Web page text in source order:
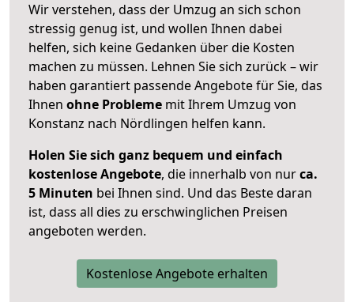
Wir verstehen, dass der Umzug an sich schon
stressig genug ist, und wollen Ihnen dabei
helfen, sich keine Gedanken über die Kosten
machen zu müssen. Lehnen Sie sich zurück – wir
haben garantiert passende Angebote für Sie, das
Ihnen ohne Probleme mit Ihrem Umzug von
Konstanz nach Nördlingen helfen kann.
Holen Sie sich ganz bequem und einfach
kostenlose Angebote, die innerhalb von nurca.
5 Minuten bei Ihnen sind. Und das Beste daran
ist, dass all dies zu erschwinglichen Preisen
angeboten werden.
Kostenlose Angebote erhalten